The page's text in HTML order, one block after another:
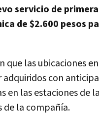
servicio de
de $2.600 pesos
las ubicaciones
con
en las estaciones de
de la compañía.